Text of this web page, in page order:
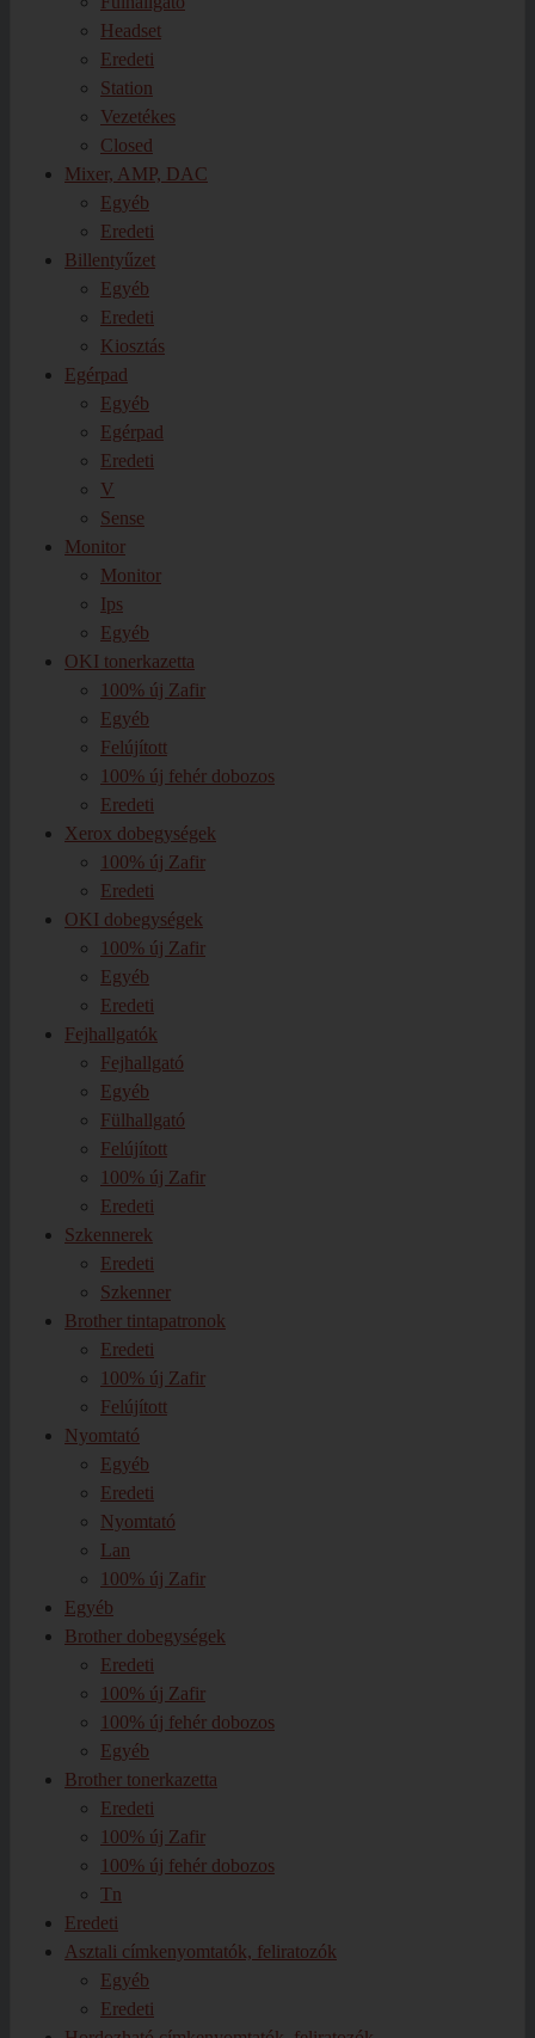
Headset
Eredeti
Station
Vezetékes
Closed
Mixer, AMP, DAC
Egyéb
Eredeti
Billentyűzet
Egyéb
Eredeti
Kiosztás
Egérpad
Egyéb
Egérpad
Eredeti
V
Sense
Monitor
Monitor
Ips
Egyéb
OKI tonerkazetta
100% új Zafir
Egyéb
Felújított
100% új fehér dobozos
Eredeti
Xerox dobegységek
100% új Zafir
Eredeti
OKI dobegységek
100% új Zafir
Egyéb
Eredeti
Fejhallgatók
Fejhallgató
Egyéb
Fülhallgató
Felújított
100% új Zafir
Eredeti
Szkennerek
Eredeti
Szkenner
Brother tintapatronok
Eredeti
100% új Zafir
Felújított
Nyomtató
Egyéb
Eredeti
Nyomtató
Lan
100% új Zafir
Egyéb
Brother dobegységek
Eredeti
100% új Zafir
100% új fehér dobozos
Egyéb
Brother tonerkazetta
Eredeti
100% új Zafir
100% új fehér dobozos
Tn
Eredeti
Asztali címkenyomtatók, feliratozók
Egyéb
Eredeti